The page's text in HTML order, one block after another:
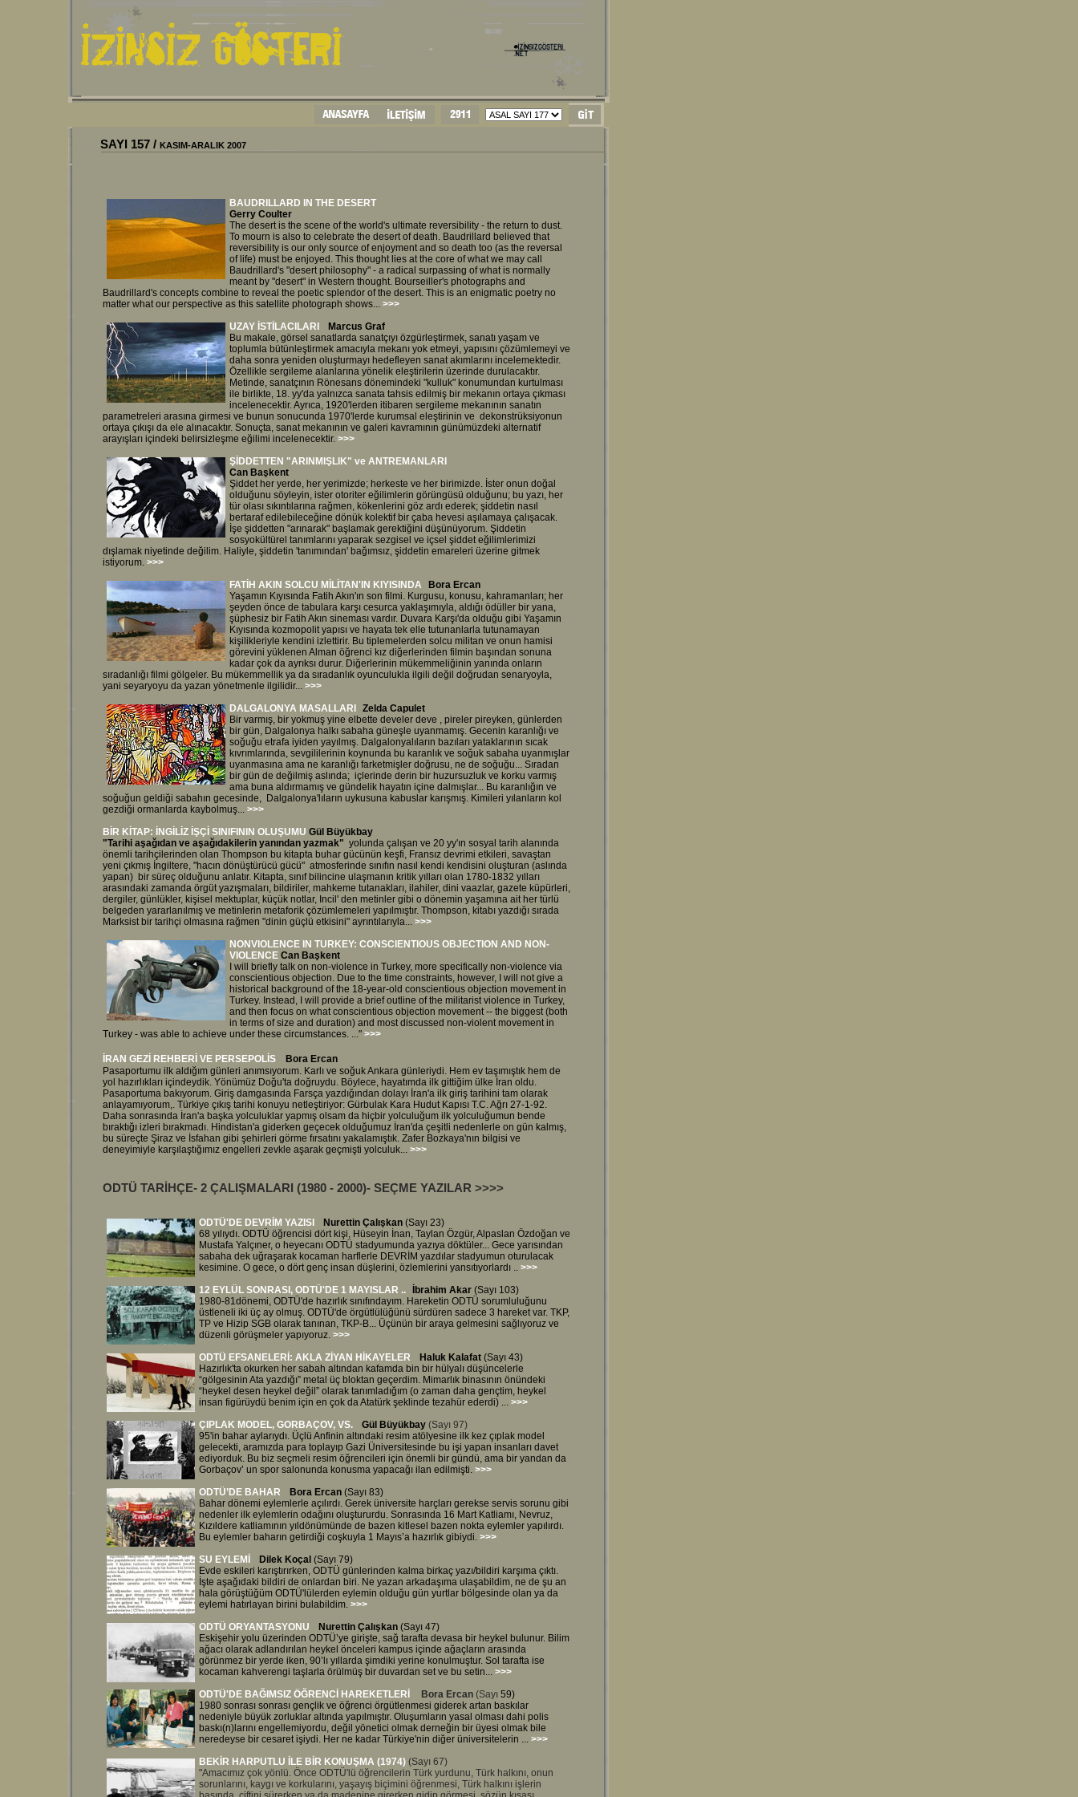
SAYI 157 / KASIM-ARALIK 2007
BAUDRILLARD IN THE DESERT
Gerry Coulter
The desert is the scene of the world's ultimate reversibility - the return to dust.
To mourn is also to celebrate the desert of death. Baudrillard believed that
reversibility is our only source of enjoyment and so death too (as the reversal
of life) must be enjoyed. This thought lies at the core of what we may call
Baudrillard's "desert philosophy" - a radical surpassing of what is normally
meant by "desert" in Western thought. Bourseiller's photographs and
Baudrillard's concepts combine to reveal the poetic splendor of the desert. This is an enigmatic poetry no
matter what our perspective as this satellite photograph shows... >>>
UZAY İSTİLACILARI
Marcus Graf
Bu makale, görsel sanatlarda sanatçıyı özgürleştirmek, sanatı yaşam ve
toplumla bütünleştirmek amacıyla mekanı yok etmeyi, yapısını çözümlemeyi ve
daha sonra yeniden oluşturmayı hedefleyen sanat akımlarını incelemektedir.
Özellikle sergileme alanlarına yönelik eleştirilerin üzerinde durulacaktır.
Metinde, sanatçının Rönesans dönemindeki "kulluk" konumundan kurtulması
ile birlikte, 18. yy'da yalnızca sanata tahsis edilmiş bir mekanın ortaya çıkması
incelenecektir. Ayrıca, 1920'lerden itibaren sergileme mekanının sanatın
parametreleri arasına girmesi ve bunun sonucunda 1970'lerde kurumsal eleştirinin ve dekonstrüksiyonun
ortaya çıkışı da ele alınacaktır. Sonuçta, sanat mekanının ve galeri kavramının günümüzdeki alternatif
arayışları içindeki belirsizleşme eğilimi incelenecektir. >>>
ŞİDDETTEN "ARINMIŞLIK" ve ANTREMANLARI
Can Başkent
Şiddet her yerde, her yerimizde; herkeste ve her birimizde. İster onun doğal
olduğunu söyleyin, ister otoriter eğilimlerin görüngüsü olduğunu; bu yazı, her
tür olası sıkıntılarına rağmen, kökenlerini göz ardı ederek; şiddetin nasıl
bertaraf edilebileceğine dönük kolektif bir çaba hevesi aşılamaya çalışacak.
İşe şiddetten "arınarak" başlamak gerektiğini düşünüyorum. Şiddetin
sosyokültürel tanımlarını yaparak sezgisel ve içsel şiddet eğilimlerimizi
dışlamak niyetinde değilim. Haliyle, şiddetin 'tanımından' bağımsız, şiddetin emareleri üzerine gitmek
istiyorum. >>>
FATİH AKIN SOLCU MİLİTAN'IN KIYISINDA
Bora Ercan
Yaşamın Kıyısında Fatih Akın'ın son filmi. Kurgusu, konusu, kahramanları; her
şeyden önce de tabulara karşı cesurca yaklaşımıyla, aldığı ödüller bir yana,
şüphesiz bir Fatih Akın sineması vardır. Duvara Karşı'da olduğu gibi Yaşamın
Kıyısında kozmopolit yapısı ve hayata tek elle tutunanlarla tutunamayan
kişilikleriyle kendini izlettirir. Bu tiplemelerden solcu militan ve onun hamisi
görevini yüklenen Alman öğrenci kız diğerlerinden filmin başından sonuna
kadar çok da ayrıksı durur. Diğerlerinin mükemmeliğinin yanında onların
sıradanlığı filmi gölgeler. Bu mükemmellik ya da sıradanlık oyunculukla ilgili değil doğrudan senaryoyla,
yani seyaryoyu da yazan yönetmenle ilgilidir... >>>
DALGALONYA MASALLARI
Zelda Capulet
Bir varmış, bir yokmuş yine elbette develer deve , pireler pireyken, günlerden
bir gün, Dalgalonya halkı sabaha güneşle uyanmamış. Gecenin karanlığı ve
soğuğu etrafa iyiden yayılmış. Dalgalonyalıların bazıları yataklarının sıcak
kıvrımlarında, sevgililerinin koynunda bu karanlık ve soğuk sabaha uyanmışlar
uyanmasına ama ne karanlığı farketmişler doğrusu, ne de soğuğu... Sıradan
bir gün de değilmiş aslında; içlerinde derin bir huzursuzluk ve korku varmış
ama buna aldırmamış ve gündelik hayatın içine dalmışlar... Bu karanlığın ve
soğuğun geldiği sabahın gecesinde, Dalgalonya'lıların uykusuna kabuslar karışmış. Kimileri yılanların kol
gezdiği ormanlarda kaybolmuş... >>>
BİR KİTAP: İNGİLİZ İŞÇİ SINIFININ OLUŞUMU Gül Büyükbay
"Tarihi aşağıdan ve aşağıdakilerin yanından yazmak" yolunda çalışan ve 20 yy'ın sosyal tarih alanında
önemli tarihçilerinden olan Thompson bu kitapta buhar gücünün keşfi, Fransız devrimi etkileri, savaştan
yeni çıkmış İngiltere, "hacın dönüştürücü gücü" atmosferinde sınıfın nasıl kendi kendisini oluşturan (aslında
yapan) bir süreç olduğunu anlatır. Kitapta, sınıf bilincine ulaşmanın kritik yılları olan 1780-1832 yılları
arasındaki zamanda örgüt yazışmaları, bildiriler, mahkeme tutanakları, ilahiler, dini vaazlar, gazete küpürleri,
dergiler, günlükler, kişisel mektuplar, küçük notlar, Incil' den metinler gibi o dönemin yaşamına ait her türlü
belgeden yararlanılmış ve metinlerin metaforik çözümlemeleri yapılmıştır. Thompson, kitabı yazdığı sırada
Marksist bir tarihçi olmasına rağmen "dinin güçlü etkisini" ayrıntılarıyla... >>>
NONVIOLENCE IN TURKEY: CONSCIENTIOUS OBJECTION AND NON-
VIOLENCE Can Başkent
I will briefly talk on non-violence in Turkey, more specifically non-violence via
conscientious objection. Due to the time constraints, however, I will not give a
historical background of the 18-year-old conscientious objection movement in
Turkey. Instead, I will provide a brief outline of the militarist violence in Turkey,
and then focus on what conscientious objection movement -- the biggest (both
in terms of size and duration) and most discussed non-violent movement in
Turkey - was able to achieve under these circumstances. ..." >>>
İRAN GEZİ REHBERİ VE PERSEPOLİS
Bora Ercan
Pasaportumu ilk aldığım günleri anımsıyorum. Karlı ve soğuk Ankara günleriydi. Hem ev taşımıştık hem de
yol hazırlıkları içindeydik. Yönümüz Doğu'ta doğruydu. Böylece, hayatımda ilk gittiğim ülke İran oldu.
Pasaportuma bakıyorum. Giriş damgasında Farsça yazdığından dolayı İran'a ilk giriş tarihini tam olarak
anlayamıyorum,. Türkiye çıkış tarihi konuyu netleştiriyor: Gürbulak Kara Hudut Kapısı T.C. Ağrı 27-1-92.
Daha sonrasında İran'a başka yolculuklar yapmış olsam da hiçbir yolculuğum ilk yolculuğumun bende
bıraktığı izleri bırakmadı. Hindistan'a giderken geçecek olduğumuz İran'da çeşitli nedenlerle on gün kalmış,
bu süreçte Şiraz ve İsfahan gibi şehirleri görme fırsatını yakalamıştık. Zafer Bozkaya'nın bilgisi ve
deneyimiyle karşılaştığımız engelleri zevkle aşarak geçmişti yolculuk... >>>
ODTÜ TARİHÇE- 2 ÇALIŞMALARI (1980 - 2000)- SEÇME YAZILAR >>>>
ODTÜ'DE DEVRİM YAZISI Nurettin Çalışkan (Sayı 23)
68 yılıydı. ODTÜ öğrencisi dört kişi, Hüseyin İnan, Taylan Özgür, Alpaslan Özdoğan ve
Mustafa Yalçıner, o heyecanı ODTÜ stadyumunda yazıya döktüler... Gece yarısından
sabaha dek uğraşarak kocaman harflerle DEVRİM yazdılar stadyumun oturulacak
kesimine. O gece, o dört genç insan düşlerini, özlemlerini yansıtıyorlardı .. >>>
12 EYLÜL SONRASI, ODTÜ'DE 1 MAYISLAR ..
İbrahim Akar (Sayı 103)
1980-81dönemi, ODTÜ'de hazırlık sınıfındayım. Hareketin ODTÜ sorumluluğunu
üstleneli iki üç ay olmuş. ODTÜ'de örgütlülüğünü sürdüren sadece 3 hareket var. TKP,
TP ve Hizip SGB olarak tanınan, TKP-B... Üçünün bir araya gelmesini sağlıyoruz ve
düzenli görüşmeler yapıyoruz. >>>
ODTÜ EFSANELERİ: AKLA ZİYAN HİKAYELER
Haluk Kalafat (Sayı 43)
Hazırlık'ta okurken her sabah altından kafamda bin bir hülyalı düşüncelerle
“gölgesinin Ata yazdığı” metal üç bloktan geçerdim. Mimarlık binasının önündeki
“heykel desen heykel değil” olarak tanımladığım (o zaman daha gençtim, heykel
insan figürüydü benim için en çok da Atatürk şeklinde tezahür ederdi) ... >>>
ÇIPLAK MODEL, GORBAÇOV, VS.
Gül Büyükbay (Sayı 97)
95'in bahar aylarıydı. Üçlü Anfinin altındaki resim atölyesine ilk kez çıplak model
gelecekti, aramızda para toplayıp Gazi Üniversitesinde bu işi yapan insanları davet
ediyorduk. Bu biz seçmeli resim öğrencileri için önemli bir gündü, ama bir yandan da
Gorbaçov’ un spor salonunda konusma yapacağı ilan edilmişti. >>>
ODTÜ’DE BAHAR
Bora Ercan (Sayı 83)
Bahar dönemi eylemlerle açılırdı. Gerek üniversite harçları gerekse servis sorunu gibi
nedenler ilk eylemlerin odağını oluştururdu. Sonrasında 16 Mart Katliamı, Nevruz,
Kızıldere katliamının yıldönümünde de bazen kitlesel bazen nokta eylemler yapılırdı.
Bu eylemler baharın getirdiği coşkuyla 1 Mayıs’a hazırlık gibiydi. >>>
SU EYLEMİ
Dilek Koçal (Sayı 79)
Evde eskileri karıştırırken, ODTÜ günlerinden kalma birkaç yazı/bildiri karşıma çıktı.
İşte aşağıdaki bildiri de onlardan biri. Ne yazan arkadaşıma ulaşabildim, ne de şu an
hala görüştüğüm ODTÜ'lülerden eylemin olduğu gün yurtlar bölgesinde olan ya da
eylemi hatırlayan birini bulabildim. >>>
ODTÜ ORYANTASYONU Nurettin Çalışkan (Sayı 47)
Eskişehir yolu üzerinden ODTÜ’ye girişte, sağ tarafta devasa bir heykel bulunur. Bilim
ağacı olarak adlandırılan heykel önceleri kampus içinde ağaçların arasında
görünmez bir yerde iken, 90’lı yıllarda şimdiki yerine konulmuştur. Sol tarafta ise
kocaman kahverengi taşlarla örülmüş bir duvardan set ve bu setin... >>>
ODTÜ'DE BAĞIMSIZ ÖĞRENCİ HAREKETLERİ
Bora Ercan (Sayı 59)
1980 sonrası sonrası gençlik ve öğrenci örgütlenmesi giderek artan baskılar
nedeniyle büyük zorluklar altında yapılmıştır. Oluşumların yasal olması dahi polis
baskı(n)larını engellemiyordu, değil yönetici olmak derneğin bir üyesi olmak bile
neredeyse bir cesaret işiydi. Her ne kadar Türkiye'nin diğer üniversitelerin ... >>>
BEKİR HARPUTLU İLE BİR KONUŞMA (1974) (Sayı 67)
"Amacımız çok yönlü. Önce ODTÜ'lü öğrencilerin Türk yurdunu, Türk halkını, onun
sorunlarını, kaygı ve korkularını, yaşayış biçimini öğrenmesi, Türk halkını işlerin